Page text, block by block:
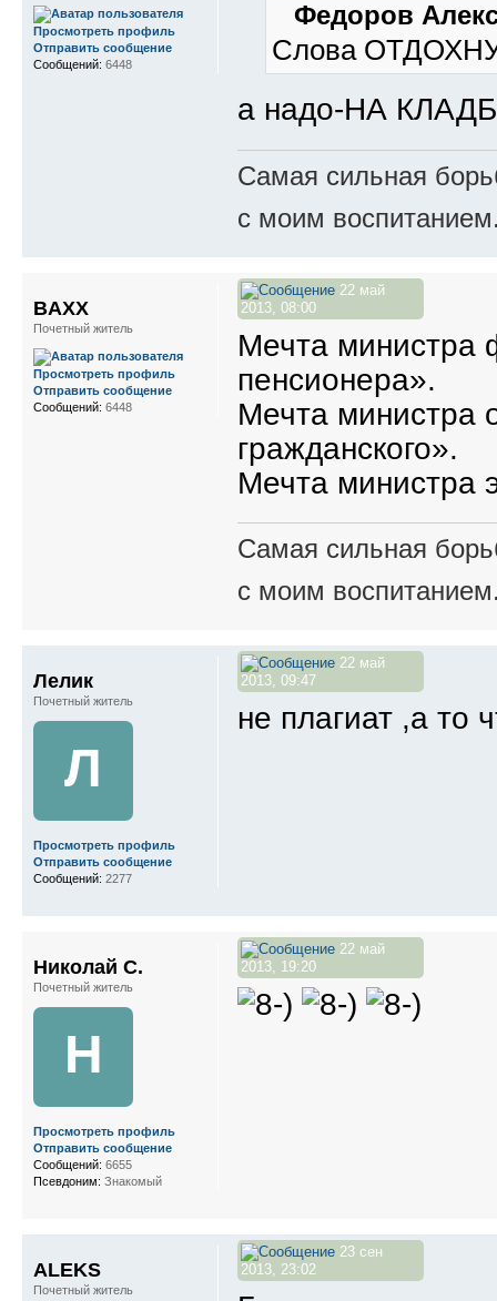
Федоров
Слова
а надо-НА
Самая сильная
с моим
Просмотреть профиль
Отправить сообщение
Сообщений: 6448
22 май
2013, 08:00
Мечта министра
пенсионера».
Мечта министра
гражданского».
Мечта министра
Самая сильная
с моим
BAXX
Почетный житель
Просмотреть профиль
Отправить сообщение
Сообщений: 6448
22 май
2013, 09:47
не плагиат ,а то
Лелик
Почетный житель
Л
Просмотреть профиль
Отправить сообщение
Сообщений: 2277
22 май
2013, 19:20
Николай С.
Почетный житель
Н
Просмотреть профиль
Отправить сообщение
Сообщений: 6655
Псевдоним: Знакомый
23 сен
2013, 23:02
ALEKS
Почетный житель